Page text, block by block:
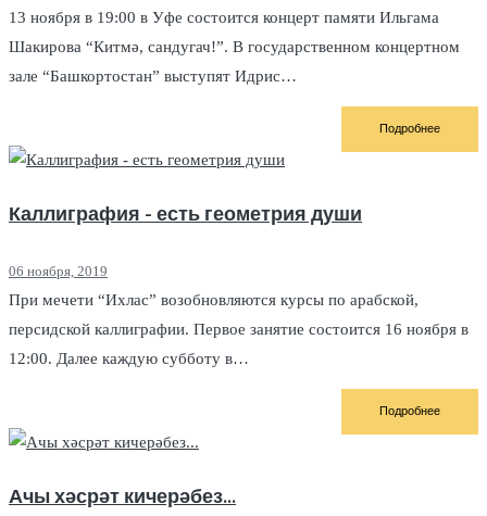
13 ноября в 19:00 в Уфе состоится концерт памяти Ильгама
Шакирова “Китмә, сандугач!”. В государственном концертном
зале “Башкортостан” выступят Идрис…
Подробнее
Каллиграфия - есть геометрия души
06 ноября, 2019
При мечети “Ихлас” возобновляются курсы по арабской,
персидской каллиграфии. Первое занятие состоится 16 ноября в
12:00. Далее каждую субботу в…
Подробнее
Ачы хәсрәт кичерәбез...